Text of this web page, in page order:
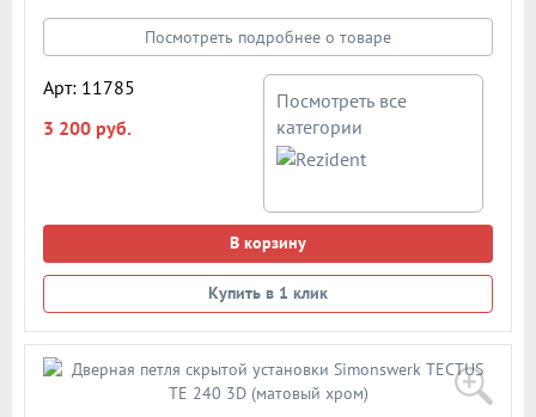
Посмотреть подробнее о товаре
Арт: 11785
3 200 руб.
Посмотреть все
категории
В корзину
Купить в 1 клик